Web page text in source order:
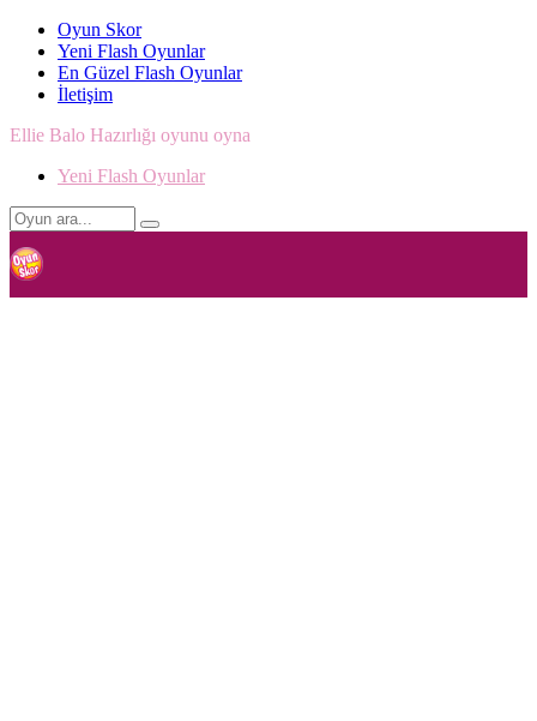
Oyun Skor
Yeni Flash Oyunlar
En Güzel Flash Oyunlar
İletişim
Ellie Balo Hazırlığı oyunu oyna
Yeni Flash Oyunlar